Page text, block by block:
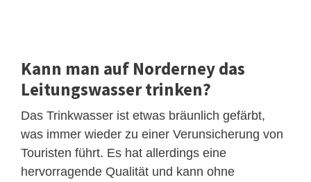
Kann man auf Norderney das
Leitungswasser trinken?
Das Trinkwasser ist etwas bräunlich gefärbt,
was immer wieder zu einer Verunsicherung von
Touristen führt. Es hat allerdings eine
hervorragende Qualität und kann ohne